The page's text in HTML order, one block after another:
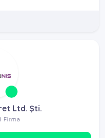
Ltd. Şti.
Firma